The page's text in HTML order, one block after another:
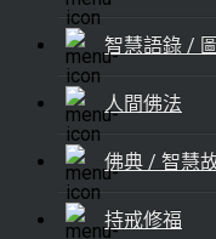
智慧語錄 /
人間佛法
佛典 / 智慧
持戒修福